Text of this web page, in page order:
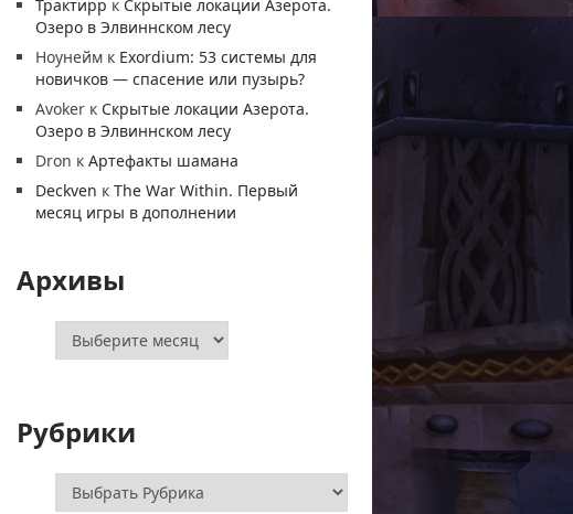
Трактирр к Скрытые локации Азерота.
Озеро в Элвиннском лесу
Ноунейм к Exordium: 53 системы для
новичков — спасение или пузырь?
Avoker к Скрытые локации Азерота.
Озеро в Элвиннском лесу
Dron кАртефакты шамана
Deckven кThe War Within. Первый
месяц игры в дополнении
Архивы
Архивы
Рубрики
Рубрики